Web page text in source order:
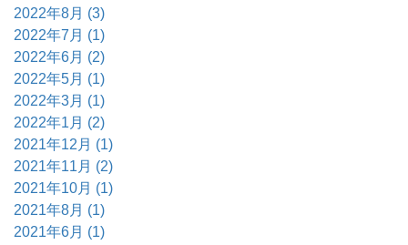
2022年8月 (3)
2022年7月 (1)
2022年6月 (2)
2022年5月 (1)
2022年3月 (1)
2022年1月 (2)
2021年12月 (1)
2021年11月 (2)
2021年10月 (1)
2021年8月 (1)
2021年6月 (1)